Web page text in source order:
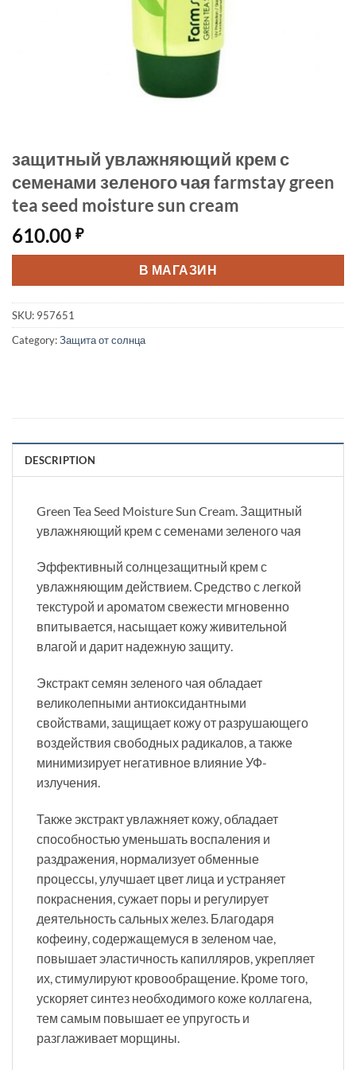
защитный увлажняющий крем с
семенами зеленого чая farmstay green
tea seed moisture sun cream
610.00 ₽
В МАГАЗИН
SKU: 957651
Category:Защита от солнца
DESCRIPTION
Green Tea Seed Moisture Sun Cream. Защитный
увлажняющий крем с семенами зеленого чая
Эффективный солнцезащитный крем с
увлажняющим действием. Средство с легкой
текстурой и ароматом свежести мгновенно
впитывается, насыщает кожу живительной
влагой и дарит надежную защиту.
Экстракт семян зеленого чая обладает
великолепными антиоксидантными
свойствами, защищает кожу от разрушающего
воздействия свободных радикалов, а также
минимизирует негативное влияние УФ-
излучения.
Также экстракт увлажняет кожу, обладает
способностью уменьшать воспаления и
раздражения, нормализует обменные
процессы, улучшает цвет лица и устраняет
покраснения, сужает поры и регулирует
деятельность сальных желез. Благодаря
кофеину, содержащемуся в зеленом чае,
повышает эластичность капилляров, укрепляет
их, стимулируют кровообращение. Кроме того,
ускоряет синтез необходимого коже коллагена,
тем самым повышает ее упругость и
разглаживает морщины.